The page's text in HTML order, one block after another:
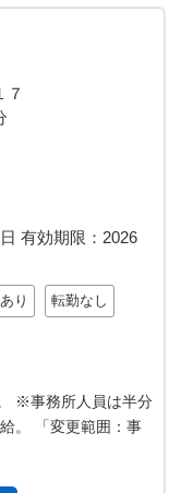
１７
有効期限： 2026
り 転勤なし
※事務所人員は半分
。 「変更範囲：事